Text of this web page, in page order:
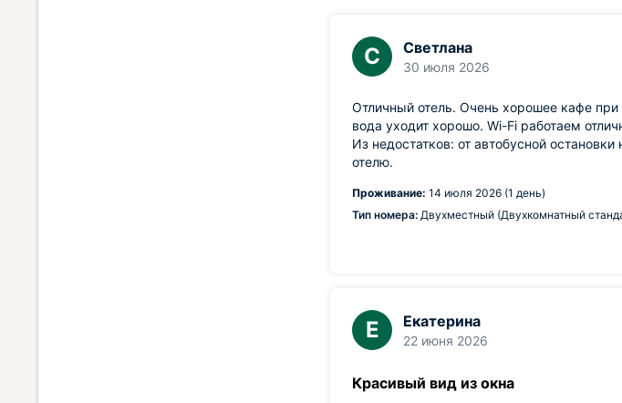
С Светлана
30 июля 2026
Отличный отель. Очень хорошее кафе
вода уходит хорошо. Wi-Fi работаем
Из недостатков: от автобусной
отелю.
Проживание: 14 июля 2026 (1 день)
Тип номера: Двухместный (Двухкомнатный
Е Екатерина
22 июня 2026
Красивый вид из окна